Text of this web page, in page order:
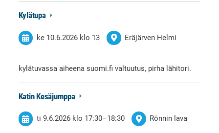
Kylätupa
ke 10.6.2026 klo 13 Eräjärven Helmi
kylätuvassa aiheena suomi.fi valtuutus, pirha lähitori.
Katin Kesäjumppa
ti 9.6.2026 klo 17:30–18:30 Rönnin lava